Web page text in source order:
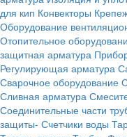
для кип Конвекторы
Оборудование
Отопительное
защитная арматура
Регулирующая арматура
Сварочное оборудование
Сливная арматура
Соединительные части
защиты- Счетчики воды